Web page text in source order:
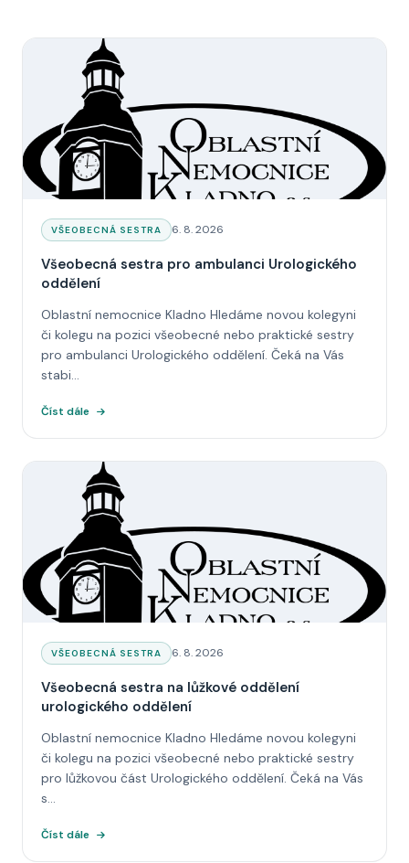
KATEGORIE:
VŠEOBECNÁ SESTRA Datum:
6. 8. 2026
Všeobecná sestra pro ambulanci Urologického
oddělení
Oblastní nemocnice Kladno Hledáme novou kolegyni
či kolegu na pozici všeobecné nebo praktické sestry
pro ambulanci Urologického oddělení. Čeká na Vás
stabi...
Číst dále
KATEGORIE:
VŠEOBECNÁ SESTRA Datum:
6. 8. 2026
Všeobecná sestra na lůžkové oddělení
urologického oddělení
Oblastní nemocnice Kladno Hledáme novou kolegyni
či kolegu na pozici všeobecné nebo praktické sestry
pro lůžkovou část Urologického oddělení. Čeká na Vás
s...
Číst dále